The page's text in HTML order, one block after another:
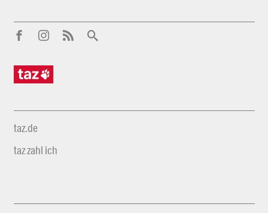
taz.de
taz zahl ich